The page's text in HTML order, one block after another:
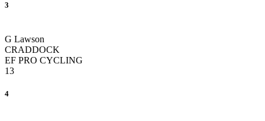
3
G Lawson
CRADDOCK
EF PRO CYCLING
13
4